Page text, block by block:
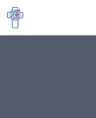
Kilépés
a